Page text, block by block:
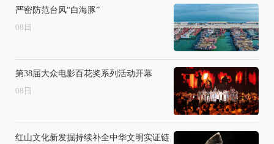
严密防范台风“白海豚”
08 日
第38届大众电影百花奖系列活动开幕
08 日
红山文化新发掘持续补全中华文明实证链